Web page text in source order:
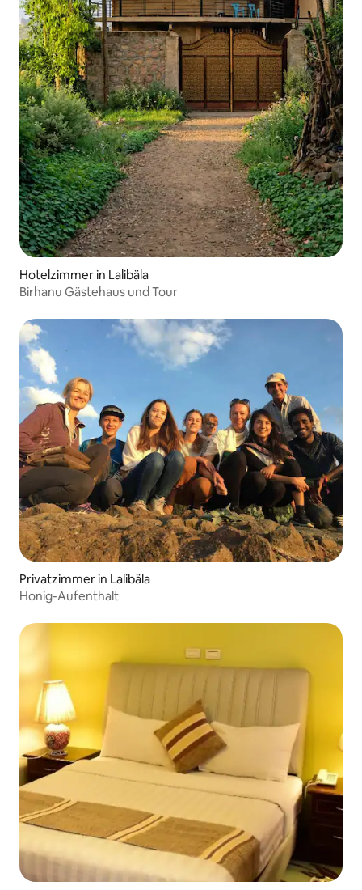
Hotelzimmer in Lalibäla
Birhanu Gästehaus und Tour
Privatzimmer in Lalibäla
Honig-Aufenthalt